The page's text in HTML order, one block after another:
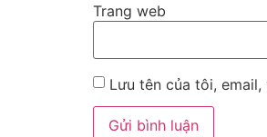
Trang web
Lưu tên của tôi,